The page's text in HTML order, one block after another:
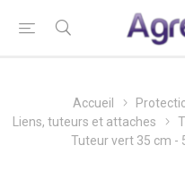
Accueil
Liens, tuteurs et attaches
Tuteur vert 35 cm -